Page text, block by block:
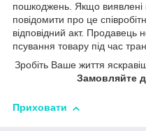
пошкоджень. Якщо виявлені
повідомити про це
відповідний акт. Продавець
псування товару під час
Зробіть Ваше життя
Замовляйте
Приховати